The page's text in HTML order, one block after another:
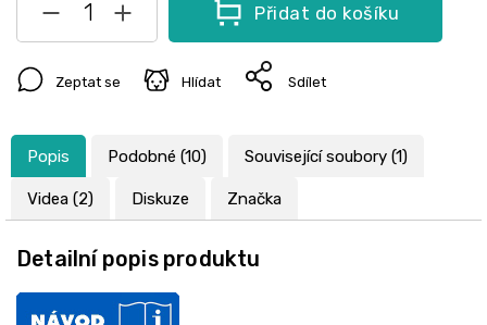
Přidat do košíku
Zeptat se Hlídat Sdílet
Popis Podobné (10) Související soubory (1)
Videa (2) Diskuze Značka
Detailní popis produktu